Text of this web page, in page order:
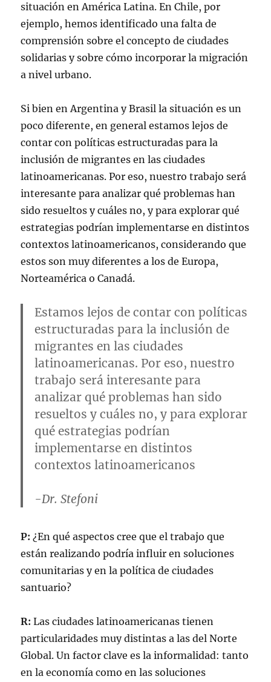
situación en América Latina. En Chile, por
ejemplo, hemos identificado una falta de
comprensión sobre el concepto de ciudades
solidarias y sobre cómo incorporar la migración
a nivel urbano.
Si bien en Argentina y Brasil la situación es un
poco diferente, en general estamos lejos de
contar con políticas estructuradas para la
inclusión de migrantes en las ciudades
latinoamericanas. Por eso, nuestro trabajo será
interesante para analizar qué problemas han
sido resueltos y cuáles no, y para explorar qué
estrategias podrían implementarse en distintos
contextos latinoamericanos, considerando que
estos son muy diferentes a los de Europa,
Norteamérica o Canadá.
Estamos lejos de contar con políticas
estructuradas para la inclusión de
migrantes en las ciudades
latinoamericanas. Por eso, nuestro
trabajo será interesante para
analizar qué problemas han sido
resueltos y cuáles no, y para explorar
qué estrategias podrían
implementarse en distintos
contextos latinoamericanos
-Dr. Stefoni
P:¿En qué aspectos cree que el trabajo que
están realizando podría influir en soluciones
comunitarias y en la política de ciudades
santuario?
R:Las ciudades latinoamericanas tienen
particularidades muy distintas a las del Norte
Global. Un factor clave es la informalidad: tanto
en la economía como en las soluciones